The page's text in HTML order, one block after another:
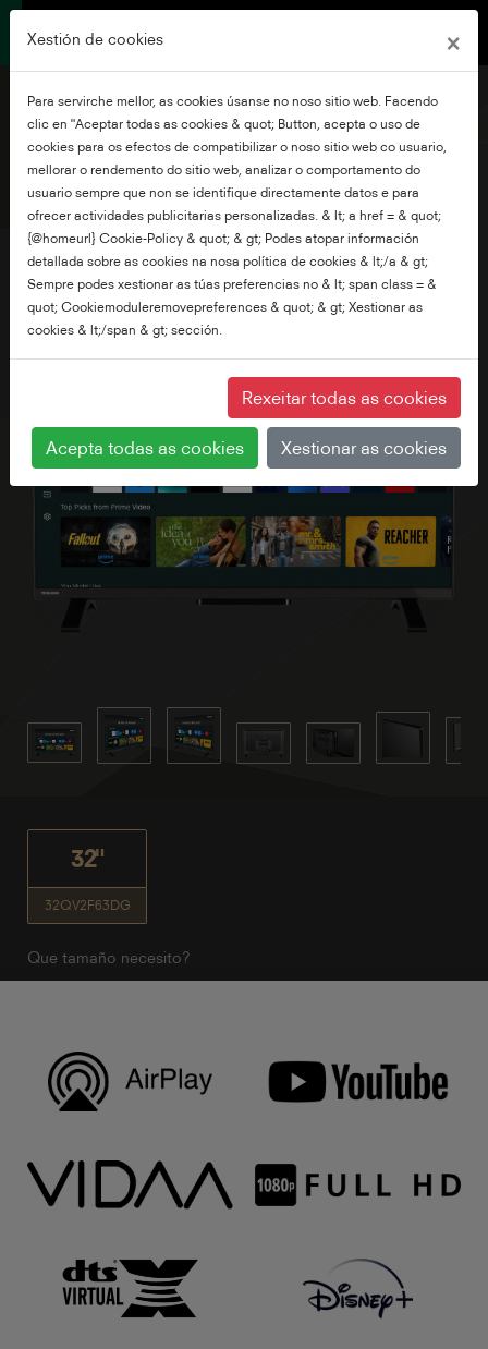
32" 4K QLED VIDAA TV
32"
32QV2F63DG
Que tamaño necesito?
Xestión de cookies ×
Para servirche mellor, as cookies úsanse no noso sitio web. Facendo
clic en "Aceptar todas as cookies & quot; Button, acepta o uso de
cookies para os efectos de compatibilizar o noso sitio web co usuario,
mellorar o rendemento do sitio web, analizar o comportamento do
usuario sempre que non se identifique directamente datos e para
ofrecer actividades publicitarias personalizadas. & lt; a href = & quot;
{@homeurl} Cookie-Policy & quot; & gt; Podes atopar información
detallada sobre as cookies na nosa política de cookies & lt;/a & gt;
Sempre podes xestionar as túas preferencias no & lt; span class = &
quot; Cookiemoduleremovepreferences & quot; & gt; Xestionar as
cookies & lt;/span & gt; sección.
Rexeitar todas as cookies
Acepta todas as cookies Xestionar as cookies